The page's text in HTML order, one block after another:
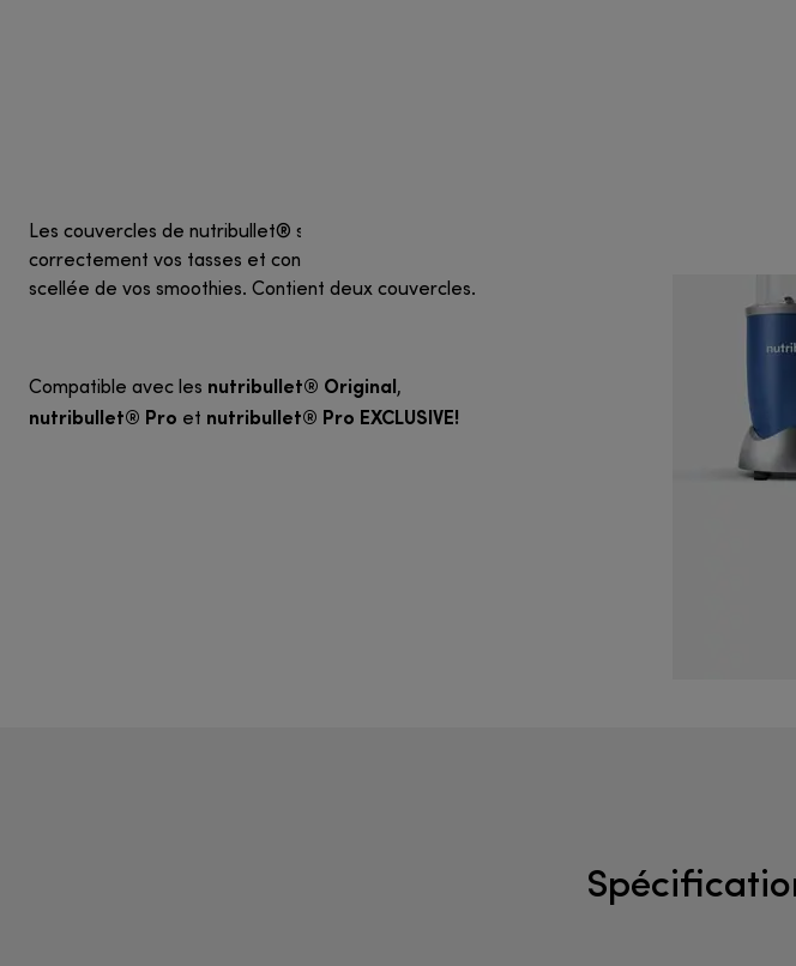
Les couvercles de nutribullet® sont conçus pour couvrir
correctement vos tasses et conserver la fraîcheur
scellée de vos smoothies. Contient deux couvercles.
Compatible avec les nutribullet® Original,
nutribullet® Pro et nutribullet® Pro EXCLUSIVE!